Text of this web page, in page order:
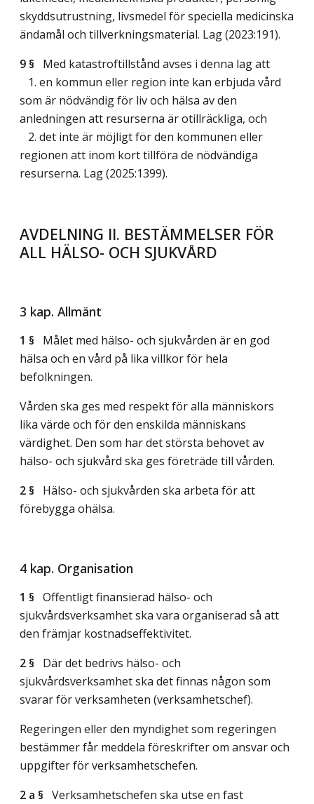
skyddsutrustning, livsmedel för speciella medicinska
ändamål och tillverkningsmaterial. Lag (2023:191).
9 § Med katastroftillstånd avses i denna lag att
1. en kommun eller region inte kan erbjuda vård
som är nödvändig för liv och hälsa av den
anledningen att resurserna är otillräckliga, och
2. det inte är möjligt för den kommunen eller
regionen att inom kort tillföra de nödvändiga
resurserna. Lag (2025:1399).
AVDELNING II. BESTÄMMELSER FÖR
ALL HÄLSO- OCH SJUKVÅRD
3 kap. Allmänt
1 § Målet med hälso- och sjukvården är en god
hälsa och en vård på lika villkor för hela
befolkningen.
Vården ska ges med respekt för alla människors
lika värde och för den enskilda människans
värdighet. Den som har det största behovet av
hälso- och sjukvård ska ges företräde till vården.
2 § Hälso- och sjukvården ska arbeta för att
förebygga ohälsa.
4 kap. Organisation
1 § Offentligt finansierad hälso- och
sjukvårdsverksamhet ska vara organiserad så att
den främjar kostnadseffektivitet.
2 § Där det bedrivs hälso- och
sjukvårdsverksamhet ska det finnas någon som
svarar för verksamheten (verksamhetschef).
Regeringen eller den myndighet som regeringen
bestämmer får meddela föreskrifter om ansvar och
uppgifter för verksamhetschefen.
2 a § Verksamhetschefen ska utse en fast